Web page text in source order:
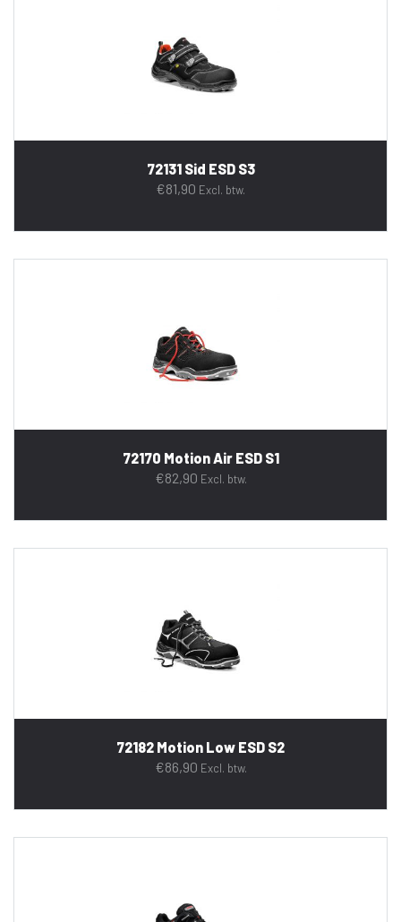
72131 Sid ESD S3
€81,90 Excl. btw.
72170 Motion Air ESD S1
€82,90 Excl. btw.
72182 Motion Low ESD S2
€86,90 Excl. btw.